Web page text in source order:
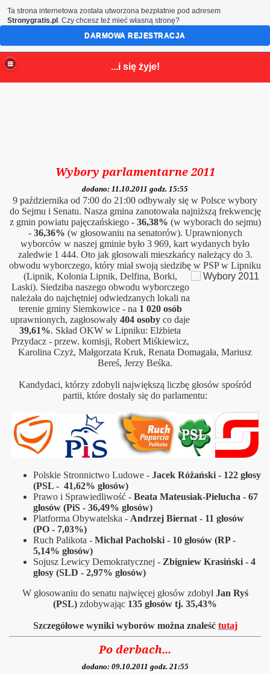
...i się żyje!
Wybory parlamentarne 2011
dodano: 11.10.2011 godz. 15:55
9 października od 7:00 do 21:00 odbywały się w Polsce wybory
do Sejmu i Senatu. Nasza gmina zanotowała najniższą frekwencję
z gmin powiatu pajęczańskiego - 36,38% (w wyborach do sejmu)
- 36,36% (w głosowaniu na senatorów). Uprawnionych
wyborców w naszej gminie było 3 969, kart wydanych było
zaledwie 1 444. Oto jak głosowali mieszkańcy należący do 3.
obwodu wyborczego, który miał swoją siedzibę w PSP w Lipniku
(Lipnik, Kolonia Lipnik, Delfina, Borki,
Laski). Siedziba naszego obwodu wyborczego
należała do najchętniej odwiedzanych lokali na
terenie gminy Siemkowice - na 1 020 osób
uprawnionych, zagłosowały 404 osoby co daje
39,61%. Skład OKW w Lipniku: Elżbieta
Przydacz - przew. komisji, Robert Miśkiewicz,
Karolina Czyż, Małgorzata Kruk, Renata Domagała, Mariusz
Bereś, Jerzy Beśka.
Kandydaci, którzy zdobyli największą liczbę głosów spośród
partii, które dostały się do parlamentu:
Polskie Stronnictwo Ludowe - Jacek Różański - 122 głosy
(PSL - 41,62% głosów)
Prawo i Sprawiedliwość - Beata Mateusiak-Pielucha - 67
głosów (PiS - 36,49% głosów)
Platforma Obywatelska - Andrzej Biernat - 11 głosów
(PO - 7,03%)
Ruch Palikota - Michał Pacholski - 10 głosów (RP -
5,14% głosów)
Sojusz Lewicy Demokratycznej - Zbigniew Krasiński - 4
głosy (SLD - 2,97% głosów)
W głosowaniu do senatu najwięcej głosów zdobyłJan Ryś
(PSL) zdobywając 135 głosów tj. 35,43%
Szczegółowe wyniki wyborów można znaleść tutaj
Po derbach...
dodano: 09.10.2011 godz. 21:55
Ta strona internetowa została utworzona bezpłatnie pod adresem
Stronygratis.pl . Czy chcesz też mieć własną stronę?
DARMOWA REJESTRACJA